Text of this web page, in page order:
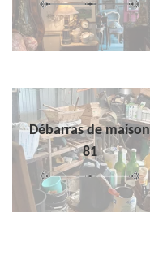
Débarras de maison
81